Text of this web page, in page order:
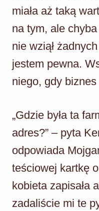
miała aż taką
na tym, ale
nie wziął
jestem pewna.
niego, gdy biznes
„Gdzie była ta
adres?” – pyta
odpowiada
teściowej kartkę
kobieta zapisała
zadaliście mi te